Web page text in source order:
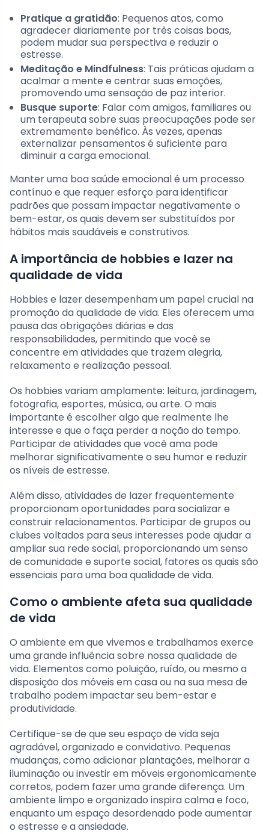
Pratique a gratidão: Pequenos atos, como
agradecer diariamente por três coisas boas,
podem mudar sua perspectiva e reduzir o
estresse.
Meditação e Mindfulness: Tais práticas ajudam a
acalmar a mente e centrar suas emoções,
promovendo uma sensação de paz interior.
Busque suporte: Falar com amigos, familiares ou
um terapeuta sobre suas preocupações pode ser
extremamente benéfico. Às vezes, apenas
externalizar pensamentos é suficiente para
diminuir a carga emocional.
Manter uma boa saúde emocional é um processo
contínuo e que requer esforço para identificar
padrões que possam impactar negativamente o
bem-estar, os quais devem ser substituídos por
hábitos mais saudáveis e construtivos.
A importância de hobbies e lazer na
qualidade de vida
Hobbies e lazer desempenham um papel crucial na
promoção da qualidade de vida. Eles oferecem uma
pausa das obrigações diárias e das
responsabilidades, permitindo que você se
concentre em atividades que trazem alegria,
relaxamento e realização pessoal.
Os hobbies variam amplamente: leitura, jardinagem,
fotografia, esportes, música, ou arte. O mais
importante é escolher algo que realmente lhe
interesse e que o faça perder a noção do tempo.
Participar de atividades que você ama pode
melhorar significativamente o seu humor e reduzir
os níveis de estresse.
Além disso, atividades de lazer frequentemente
proporcionam oportunidades para socializar e
construir relacionamentos. Participar de grupos ou
clubes voltados para seus interesses pode ajudar a
ampliar sua rede social, proporcionando um senso
de comunidade e suporte social, fatores os quais são
essenciais para uma boa qualidade de vida.
Como o ambiente afeta sua qualidade
de vida
O ambiente em que vivemos e trabalhamos exerce
uma grande influência sobre nossa qualidade de
vida. Elementos como poluição, ruído, ou mesmo a
disposição dos móveis em casa ou na sua mesa de
trabalho podem impactar seu bem-estar e
produtividade.
Certifique-se de que seu espaço de vida seja
agradável, organizado e convidativo. Pequenas
mudanças, como adicionar plantações, melhorar a
iluminação ou investir em móveis ergonomicamente
corretos, podem fazer uma grande diferença. Um
ambiente limpo e organizado inspira calma e foco,
enquanto um espaço desordenado pode aumentar
o estresse e a ansiedade.